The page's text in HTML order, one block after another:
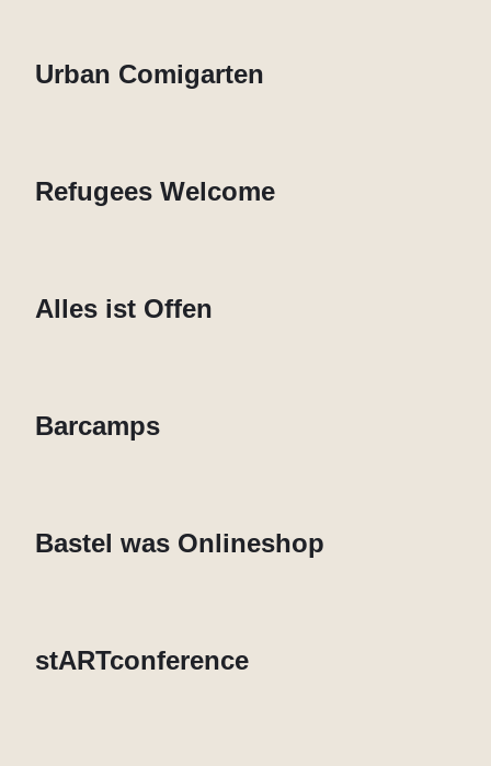
Urban Comigarten
Refugees Welcome
Alles ist Offen
Barcamps
Bastel was Onlineshop
stARTconference